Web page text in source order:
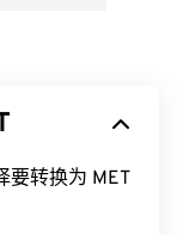
要转换为 MET